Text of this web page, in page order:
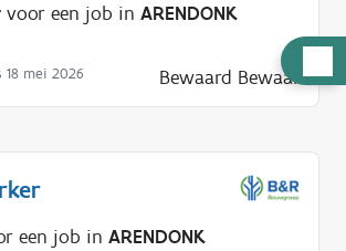
u
p
n
o
voor een job in ARENDONK
mei 2026 Bewaard Bewaar
een job in ARENDONK